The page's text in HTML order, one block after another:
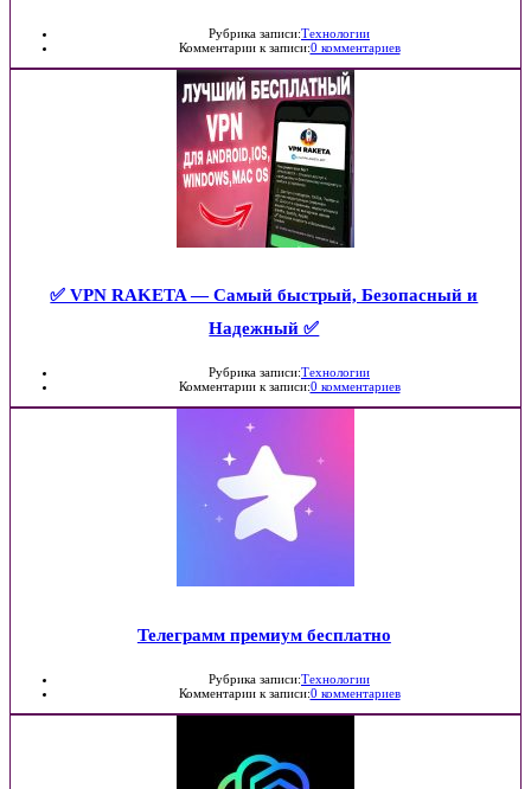
Рубрика записи:Технологии
Комментарии к записи:0 комментариев
✅ VPN RAKETA — Самый быстрый, Безопасный и
Надежный ✅
Рубрика записи:Технологии
Комментарии к записи:0 комментариев
Телеграмм премиум бесплатно
Рубрика записи:Технологии
Комментарии к записи:0 комментариев